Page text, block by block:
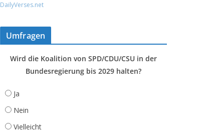
DailyVerses.net
Umfragen
Wird die Koalition von SPD/CDU/CSU in der
Bundesregierung bis 2029 halten?
Ja
Nein
Vielleicht